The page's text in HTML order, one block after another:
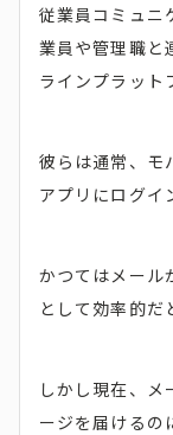
従業員コミュニ
業員や管理職と
ラインプラット
彼らは通常、モ
アプリにログイ
かつてはメール
として効率的だ
しかし現在、メ
ージを届けるの